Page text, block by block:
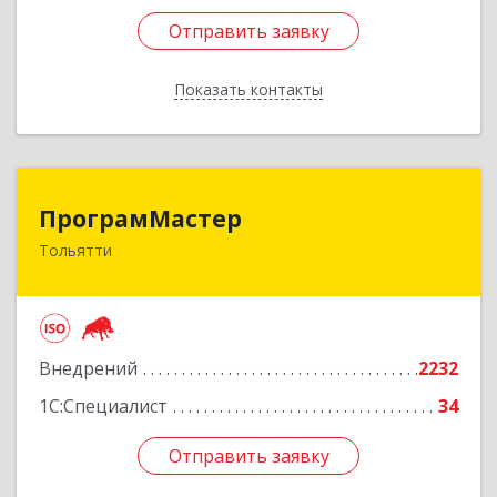
Отправить заявку
Показать контакты
Отправить заявку
Назад
ПрограмМастер
Тольятти
Внедрений
2232
1С:Специалист
34
Отправить заявку
Отправить заявку